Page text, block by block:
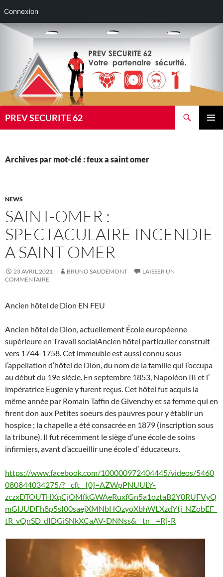
Connexion
Aller
PREV SECURITE 62
Archives par mot-clé : feux a saint omer
NEWS
SAINT-OMER :
SPECTACULAIRE INCENDIE
A SAINT OMER
23 AVRIL 2021 BRUNO SAUDEMONT
LAISSER UN
COMMENTAIRE
Ancien hôtel de Dion EN FEU
Ancien hôtel de Dion, actuellement École européenne
supérieure en Travail socialAncien hôtel particulier construit
vers 1744-1758. Cet immeuble est aussi connu sous
l’appellation d’hôtel de Dion, du nom de la famille qui l’occupa
au début du 19e siècle. En septembre 1853, Napoléon III et l’
impératrice Eugénie y furent reçus. Cet hôtel fut acquis la
même année par Romain Taffin de Givenchy et sa femme qui en
firent don aux Petites soeurs des pauvres pour y établir un
hospice ; la chapelle a été consacrée en 1879 (inscription sous
la tribune). Il fut récemment le siège d’une école de soins
infirmiers, avant d’accueillir une école d’ éducateurs.
https://www.facebook.com/100000972404445/videos/5460
080844034275/?__cft__[0]=AZWpPNUULY-
zczxDTOUTHXqCjOMfkGWAeRuxfGn5a1oztaB2Y0RUFVyQ
mGIJUDFh8p5sI00saejXMNbHOzyoXbhWLXzdYtj_NZobEF_
tR_vQnSD_dIDGiSNkXCaAV-DNNss&__tn__=R]-R